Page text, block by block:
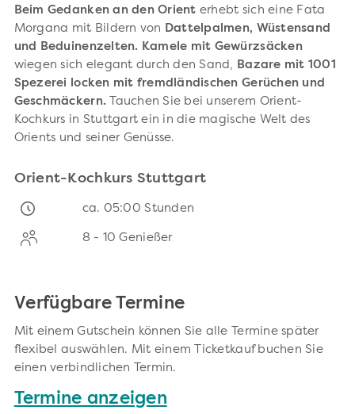
Beim Gedanken an den Orient erhebt sich eine Fata
Morgana mit Bildern von Dattelpalmen, Wüstensand
und Beduinenzelten. Kamele mit Gewürzsäcken
wiegen sich elegant durch den Sand, Bazare mit 1001
Spezerei locken mit fremdländischen Gerüchen und
Geschmäckern. Tauchen Sie bei unserem Orient-
Kochkurs in Stuttgart ein in die magische Welt des
Orients und seiner Genüsse.
Orient-Kochkurs Stuttgart
ca. 05:00 Stunden
8 - 10 Genießer
Verfügbare Termine
Mit einem Gutschein können Sie alle Termine später
flexibel auswählen. Mit einem Ticketkauf buchen Sie
einen verbindlichen Termin.
Termine anzeigen